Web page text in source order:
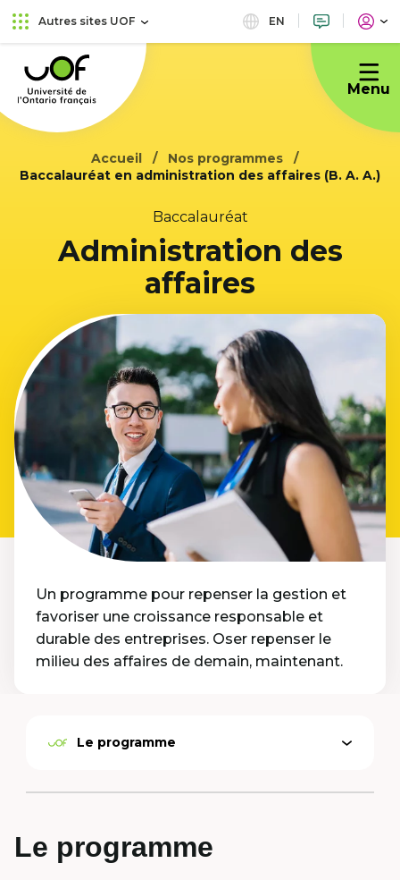
Aller
au
principal
Passer
au
contenu
Autres sites UOF EN
Université
de
l'Ontario
français
Menu
Accueil
Nos programmes
Baccalauréat en administration des affaires (B. A. A.)
Baccalauréat
Administration des
affaires
Un programme pour repenser la gestion et
favoriser une croissance responsable et
durable des entreprises. Oser repenser le
milieu des affaires de demain, maintenant.
Ouvrir
OptionLe programme
Le programme